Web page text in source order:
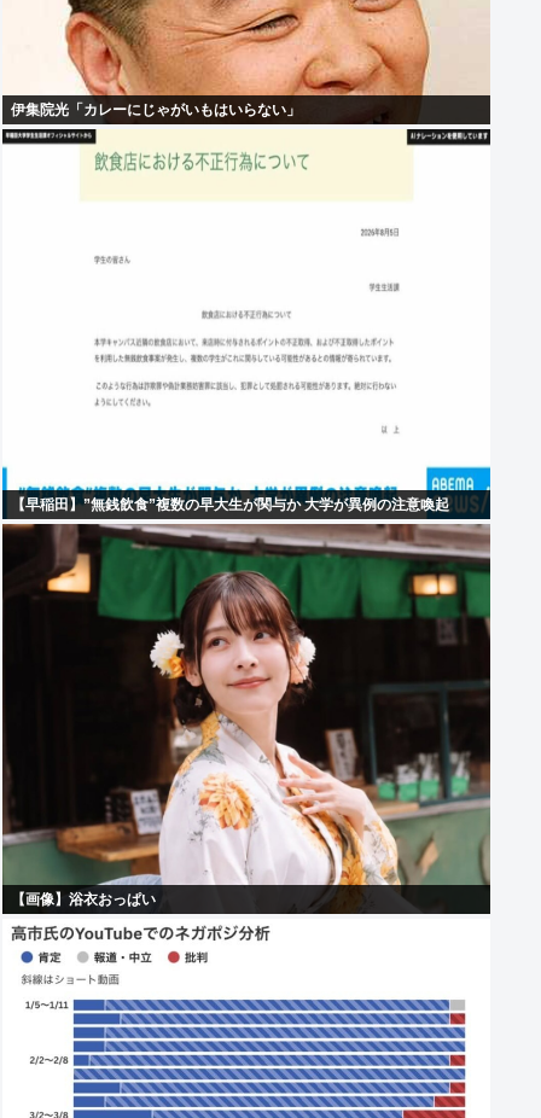
伊集院光「カレーにじゃがいもはいらない」
【早稲田】”無銭飲食”複数の早大生が関与か 大学が異例の注意喚起
【画像】浴衣おっぱい